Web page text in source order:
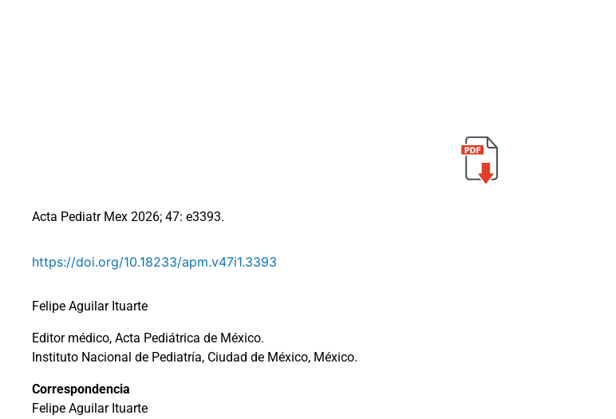
Acta Pediatr Mex 2026; 47: e3393.
https://doi.org/10.18233/apm.v47i1.3393
Felipe Aguilar Ituarte
Editor médico, Acta Pediátrica de México.
Instituto Nacional de Pediatría, Ciudad de México, México.
Correspondencia
Felipe Aguilar Ituarte